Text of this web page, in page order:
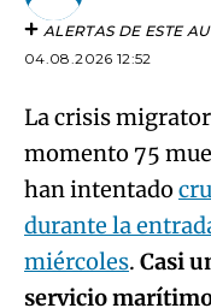
ALERTAS DE ESTE
04.08.2026 12:52
La crisis
momento 75
han intentado
durante la
miércoles. Casi
servicio